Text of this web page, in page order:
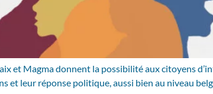
et Magma donnent la possibilité aux citoyens
et leur réponse politique, aussi bien au niveau